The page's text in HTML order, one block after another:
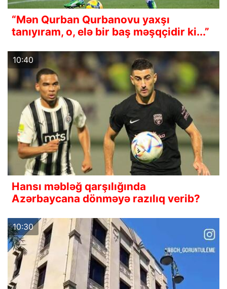
“Mən Qurban Qurbanovu yaxşı
tanıyıram, o, elə bir baş məşqçidir ki...”
10:40
Hansı məbləğ qarşılığında
Azərbaycana dönməyə razılıq verib?
10:30